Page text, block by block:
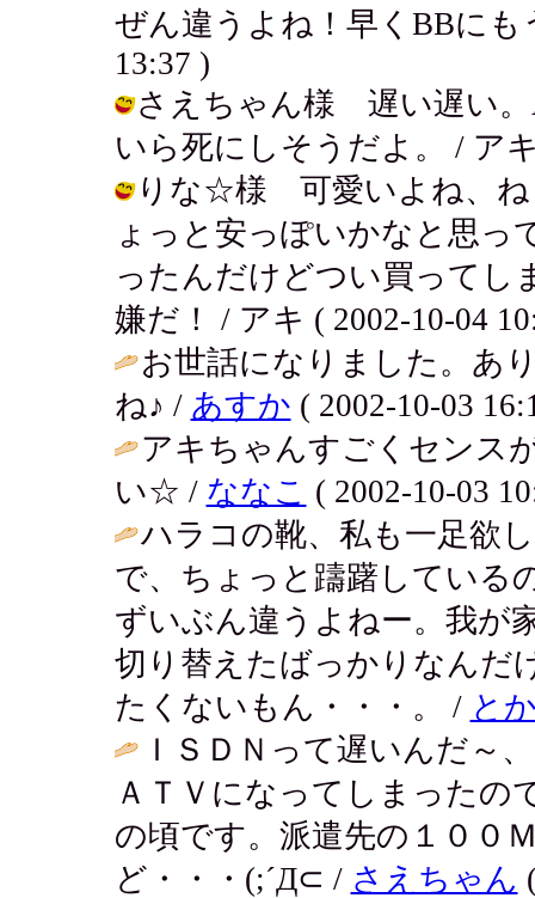
ぜん違うよね！早くBBにも
13:37 )
さえちゃん様 遅い遅い。
いら死にしそうだよ。 / ア
りな☆様 可愛いよね、ね
ょっと安っぽいかなと思っ
ったんだけどつい買ってし
嫌だ！ / アキ ( 2002-10-04
お世話になりました。あ
ね♪ / あすか ( 2002-10-03
アキちゃんすごくセンス
い☆ / ななこ ( 2002-10-03
ハラコの靴、私も一足欲
で、ちょっと躊躇している
ずいぶん違うよねー。我が
切り替えたばっかりなんだ
たくないもん・・・。 / と
ＩＳＤＮって遅いんだ～
ＡＴＶになってしまったの
の頃です。派遣先の１００
ど・・・(;´Д⊂ / さえちゃん